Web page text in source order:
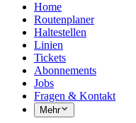
Home
Routenplaner
Haltestellen
Linien
Tickets
Abonnements
Jobs
Fragen & Kontakt
Mehr